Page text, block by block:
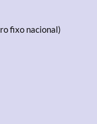
fixo nacional)